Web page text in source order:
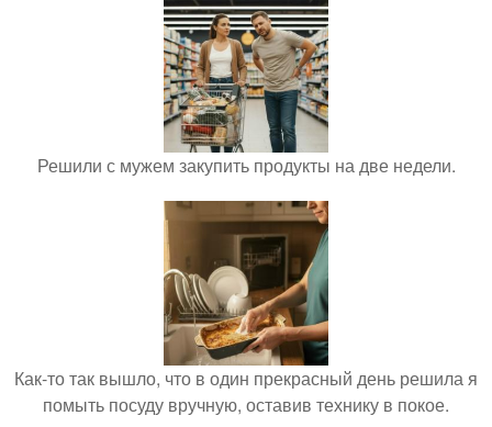
Решили с мужем закупить продукты на две недели.
Как-то так вышло, что в один прекрасный день решила я
помыть посуду вручную, оставив технику в покое.